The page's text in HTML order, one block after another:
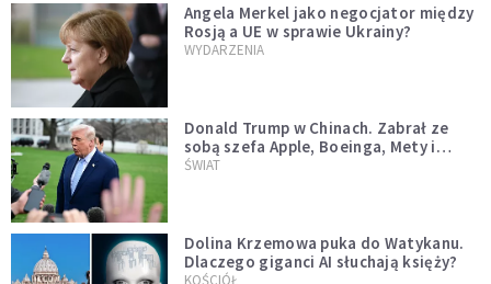
Angela Merkel jako negocjator między
Rosją a UE w sprawie Ukrainy?
WYDARZENIA
Donald Trump w Chinach. Zabrał ze
sobą szefa Apple, Boeinga, Mety i
Muska
ŚWIAT
Dolina Krzemowa puka do Watykanu.
Dlaczego giganci AI słuchają księży?
KOŚCIÓŁ